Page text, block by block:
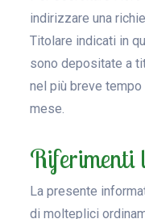
indirizzare una
Titolare indicati in
sono depositate a
nel più breve
mese.
Riferimenti
La presente
di molteplici